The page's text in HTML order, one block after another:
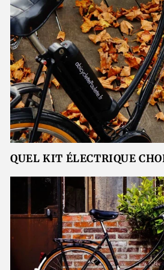
QUEL KIT ÉLECTRIQUE